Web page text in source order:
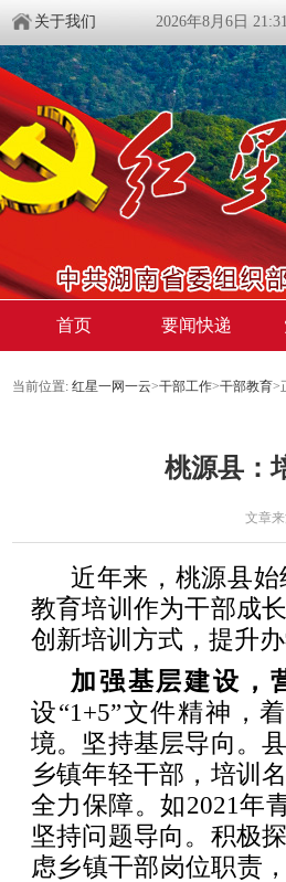
关于我们 2026年8月6日
首页 要闻快递
当前位置: 红星一网一云>干部工作>干部教育>
桃源县：
文章
近年来，桃源县
教育培训作为干部成
创新培训方式，提升
加强基层建设，
设“1+5”文件精神，
境。坚持基层导向。
乡镇年轻干部，培训
全力保障。如2021年
坚持问题导向。积极
虑乡镇干部岗位职责